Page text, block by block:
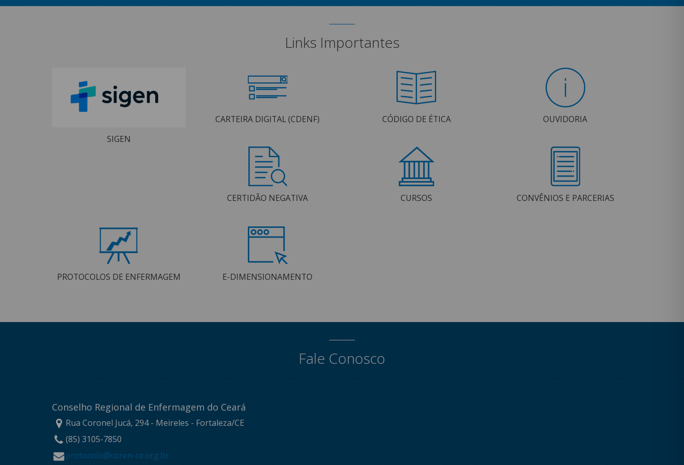
Links Importantes
SIGEN
CARTEIRA DIGITAL (CDENF) CÓDIGO DE ÉTICA OUVIDORIA
CERTIDÃO NEGATIVA CURSOS CONVÊNIOS E PARCERIAS
PROTOCOLOS DE ENFERMAGEM E-DIMENSIONAMENTO
Fale Conosco
Conselho Regional de Enfermagem do Ceará
Rua Coronel Jucá, 294 - Meireles - Fortaleza/CE
(85) 3105-7850
protocolo@coren-ce.org.br